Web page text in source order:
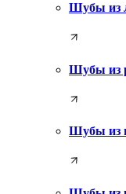
Шубы из
Шубы из
Шубы из